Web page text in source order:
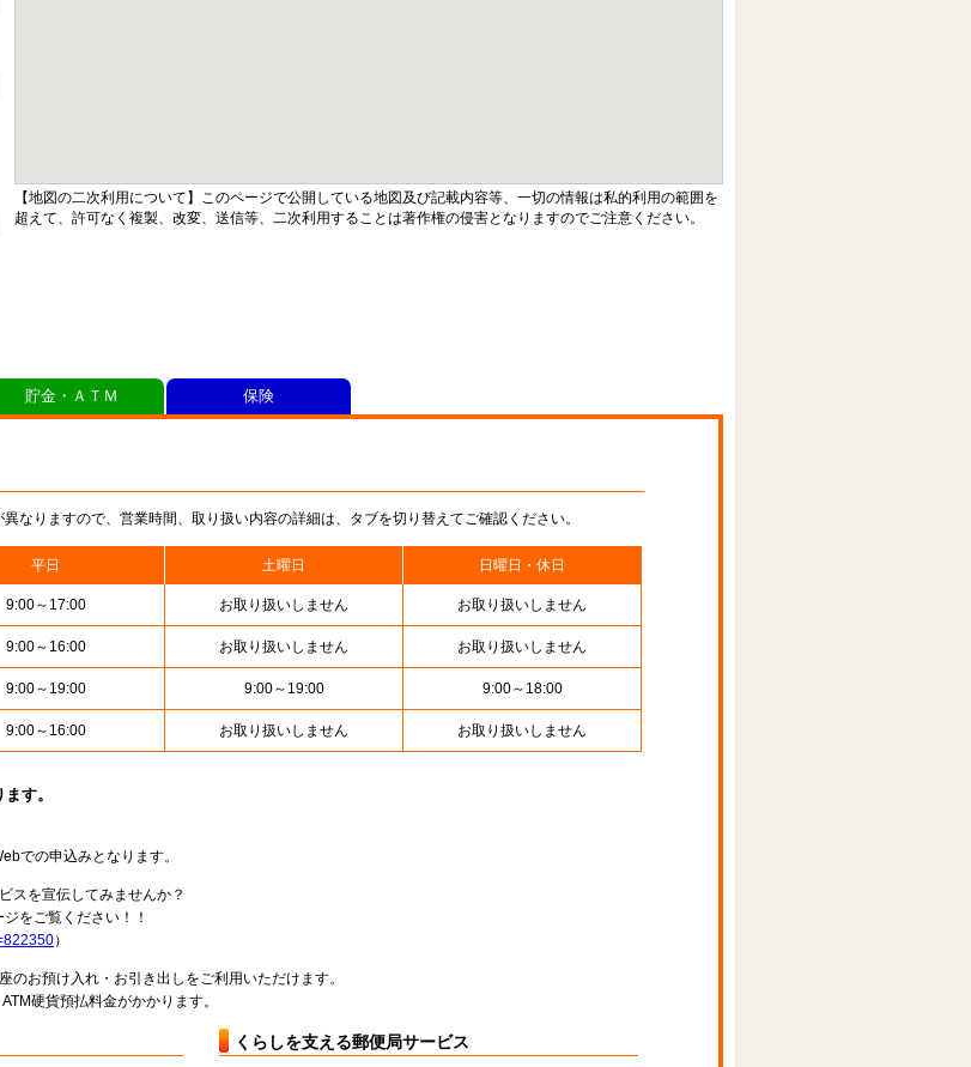
【地図の二次利用について】このページで公開している地図及び記載内容等、一切の情報は私的利用の範囲を
超えて、許可なく複製、改変、送信等、二次利用することは著作権の侵害となりますのでご注意ください。
なりますので、営業時間、取り扱い内容の詳細は、タブを切り替えてご確認ください。
平日 土曜日 日曜日・休日
9:00～17:00 お取り扱いしません お取り扱いしません
9:00～16:00 お取り扱いしません お取り扱いしません
9:00～19:00 9:00～19:00 9:00～18:00
9:00～16:00 お取り扱いしません お取り扱いしません
す。
での申込みとなります。
スを宣伝してみませんか？
をご覧ください！！
）
のお預け入れ・お引き出しをご利用いただけます。
硬貨預払料金がかかります。
くらしを支える郵便局サービス
貯金・ＡＴＭ 保険